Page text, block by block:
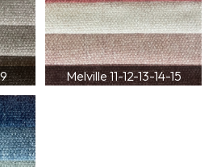
Melville 11-12-13-14-15